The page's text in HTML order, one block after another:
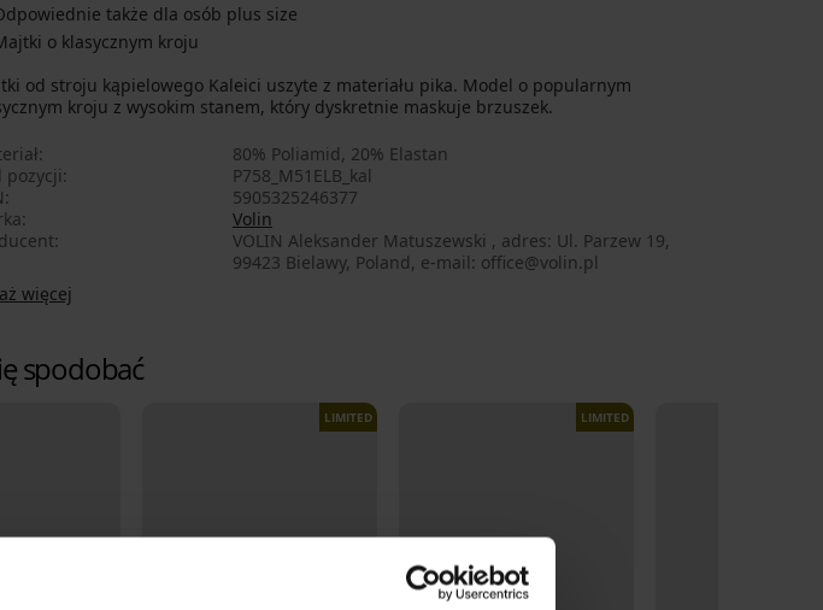
także dla osób plus size
o klasycznym kroju
od stroju kąpielowego Kaleici uszyte z materiału pika. Model o popularnym
kroju z wysokim stanem, który dyskretnie maskuje brzuszek.
80% Poliamid, 20% Elastan
pozycji
P758_M51ELB_kal
5905325246377
Volin
VOLIN Aleksander Matuszewski , adres: Ul. Parzew 19,
99423 Bielawy, Poland, e-mail: office@volin.pl
więcej
spodobać
LIMITED LIMITED